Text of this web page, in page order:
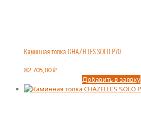
Каминная топка CHAZELLES SOLO P70
82 705,00₽
Добавить в заявку